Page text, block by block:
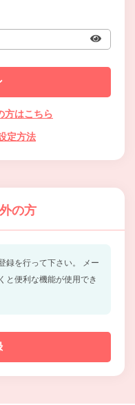
方はこちら
定方法
の方
を行って下さい。
メー
と便利な機能が使用でき